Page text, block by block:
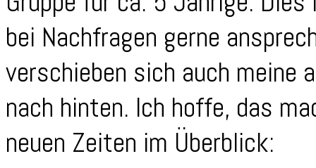
bei Nachfragen gerne
verschieben sich auch meine
nach hinten. Ich hoffe, das
neuen Zeiten im Überblick: